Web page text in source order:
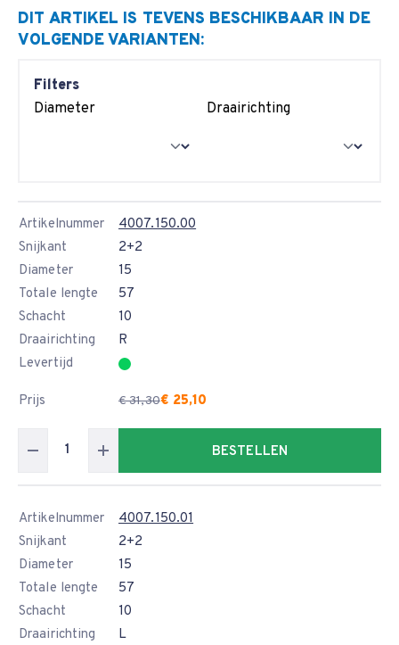
DIT ARTIKEL IS TEVENS BESCHIKBAAR IN DE
VOLGENDE VARIANTEN:
Filters
Diameter
Draairichting
Artikelnummer
4007.150.00
Snijkant
2+2
Diameter
15
Totale lengte
57
Schacht
10
Draairichting
R
Levertijd
Prijs € 31,30€ 25,10
BESTELLEN
Artikelnummer
4007.150.01
Snijkant
2+2
Diameter
15
Totale lengte
57
Schacht
10
Draairichting
L